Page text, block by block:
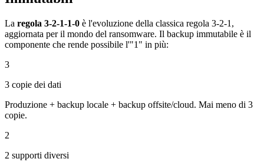
La regola 3-2-1-1-0 è l'evoluzione della classica regola 3-2-1,
aggiornata per il mondo del ransomware. Il backup immutabile è il
componente che rende possibile l'"1" in più:
3
3 copie dei dati
Produzione + backup locale + backup offsite/cloud. Mai meno di 3
copie.
2
2 supporti diversi